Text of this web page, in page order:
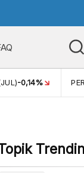
PERTUMBUHAN